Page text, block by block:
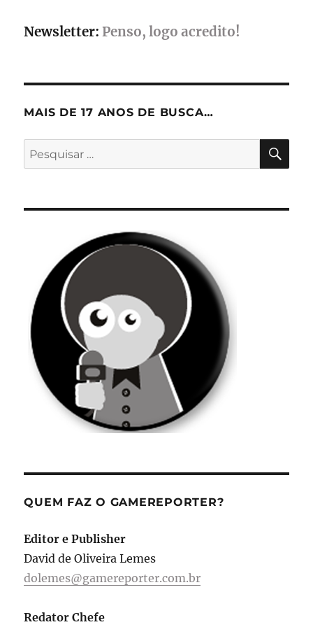
Newsletter: Penso, logo acredito!
MAIS DE 17 ANOS DE BUSCA…
Pesquisar
por:
QUEM FAZ O GAMEREPORTER?
Editor e Publisher
David de Oliveira Lemes
dolemes@gamereporter.com.br
Redator Chefe